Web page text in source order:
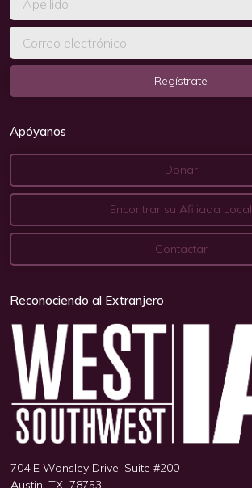
Apóyanos
Donar
Encontrar su Afiliada Local
Contactar
Reconociendo al Extranjero
704 E Wonsley Drive, Suite #200